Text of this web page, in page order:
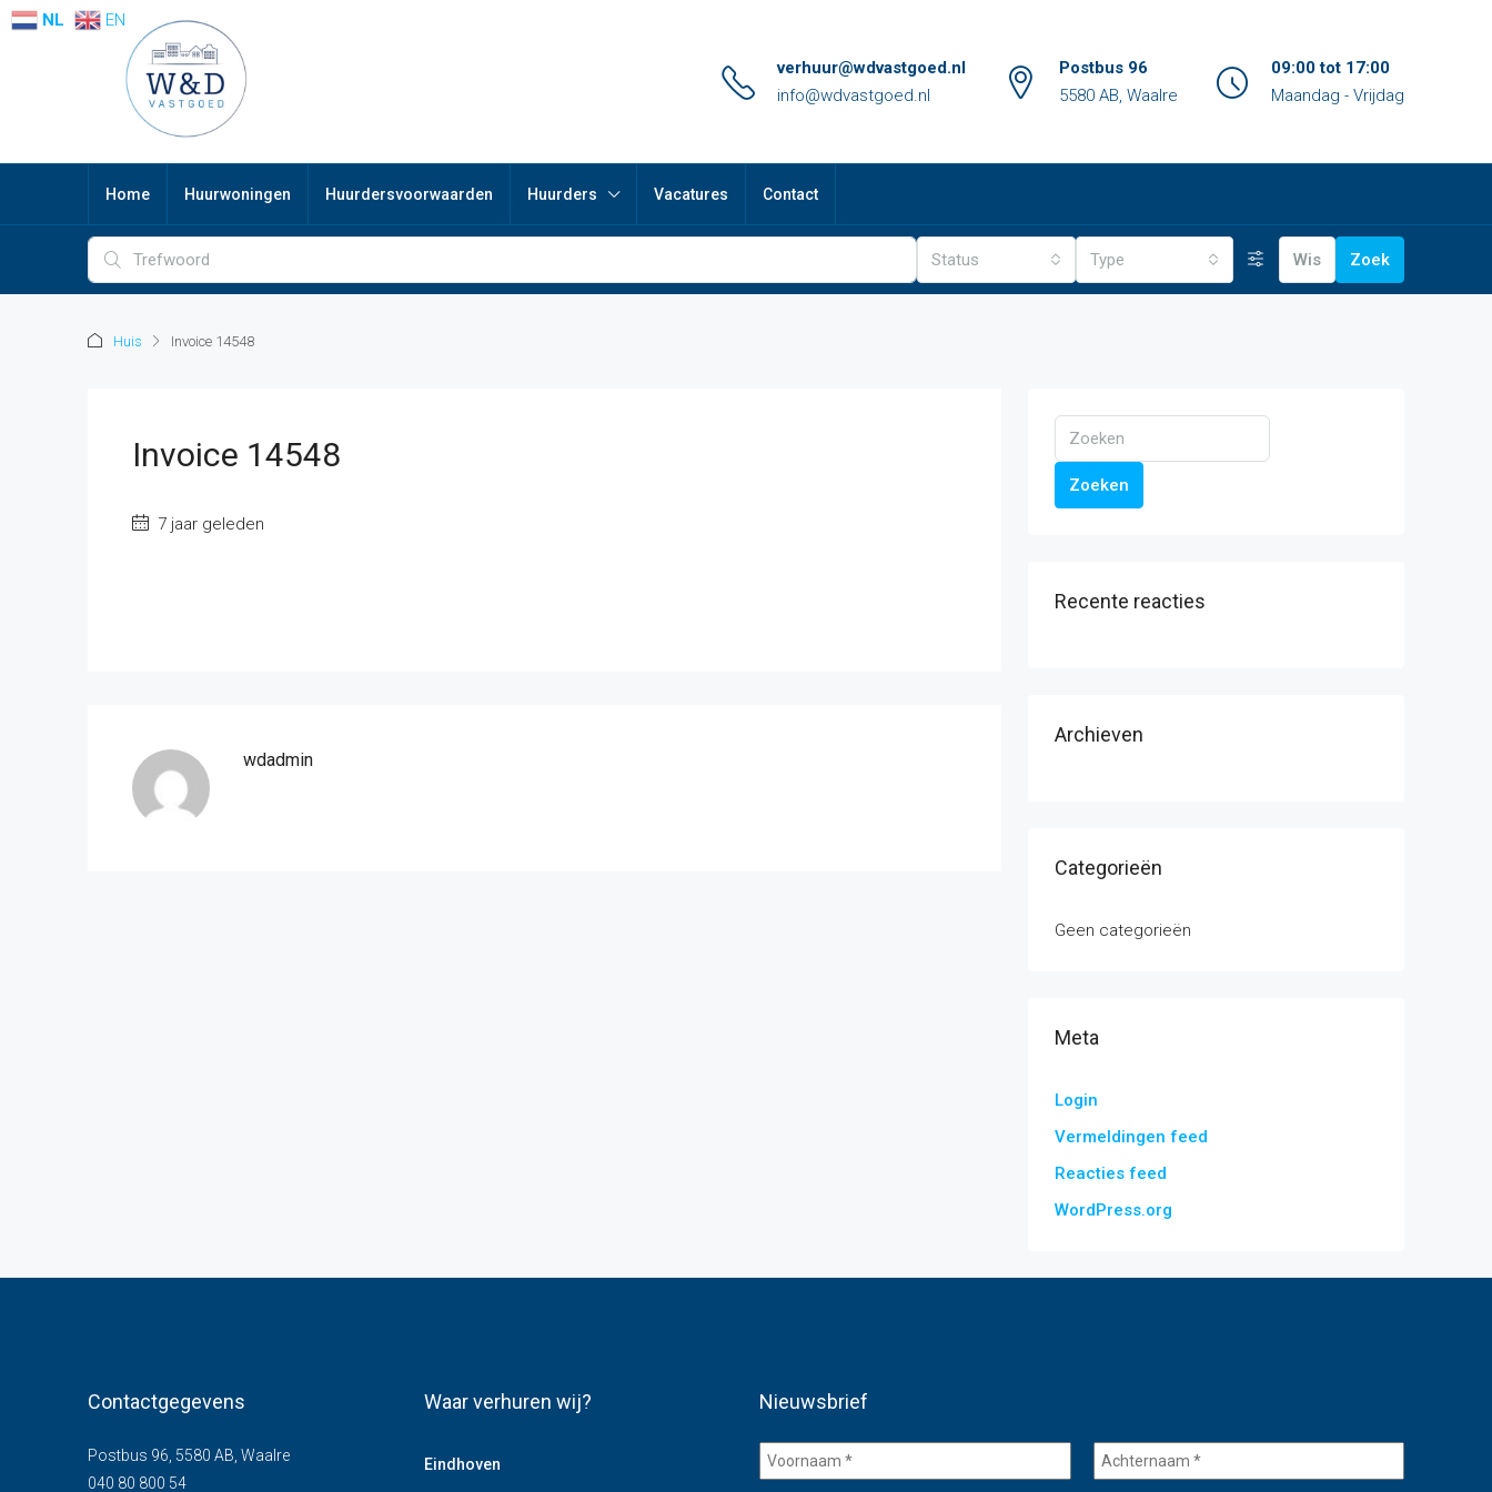
verhuur@wdvastgoed.nl
info@wdvastgoed.nl
Postbus 96
5580 AB, Waalre
09:00 tot 17:00
Maandag - Vrijdag
Home Huurwoningen Huurdersvoorwaarden Huurders Vacatures Contact
Status Type Wis Zoek
Huis Invoice 14548
Invoice 14548
7 jaar geleden
wdadmin
Zoeken
Recente reacties
Archieven
Categorieën
Geen categorieën
Meta
Login
Vermeldingen feed
Reacties feed
WordPress.org
Contactgegevens
Postbus 96, 5580 AB, Waalre
040 80 800 54
Waar verhuren wij?
Eindhoven
Nieuwsbrief
Voornaam
Achternaam
NL EN